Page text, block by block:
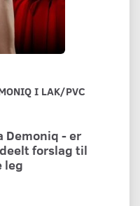
I LAK/PVC
Demoniq - er
forslag til
leg